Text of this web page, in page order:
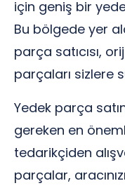
için geniş bir
Bu bölgede yer
parça satıcısı,
parçaları sizlere
Yedek parça
gereken en
tedarikçiden
parçalar,